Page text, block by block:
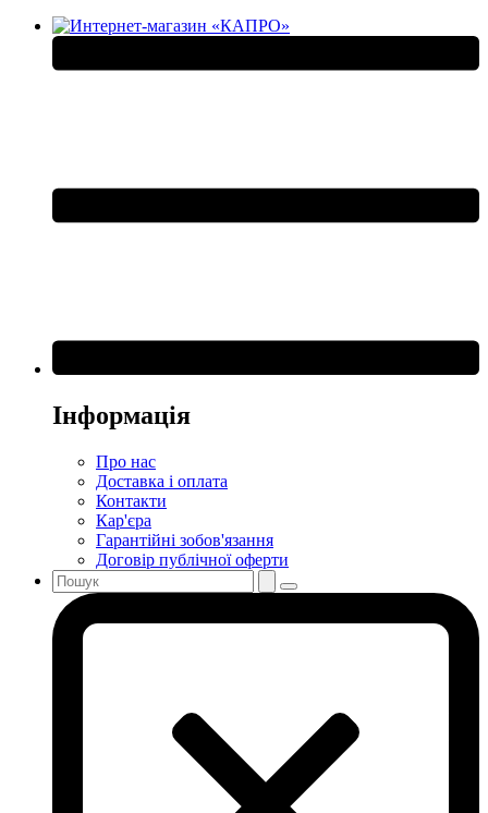
Інформація
Про нас
Доставка і оплата
Контакти
Кар'єра
Гарантійні зобов'язання
Договір публічної оферти